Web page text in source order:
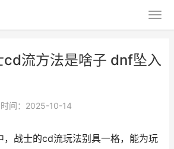
cd流方法是啥子 dnf坠入
间：2025-10-14
，战士的cd流玩法别具一格，能为玩